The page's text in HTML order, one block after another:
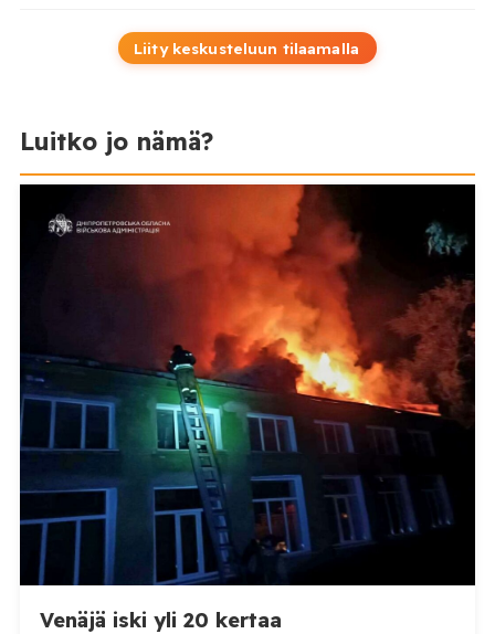
Liity keskusteluun tilaamalla
Luitko jo nämä?
Venäjä iski yli 20 kertaa